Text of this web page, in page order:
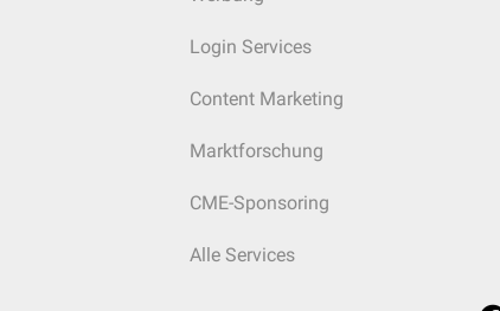
Login Services
Content Marketing
Marktforschung
CME-Sponsoring
Alle Services